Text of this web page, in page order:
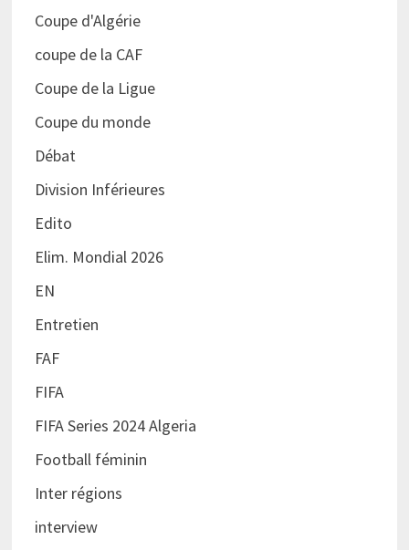
Coupe d'Algérie
coupe de la CAF
Coupe de la Ligue
Coupe du monde
Débat
Division Inférieures
Edito
Elim. Mondial 2026
EN
Entretien
FAF
FIFA
FIFA Series 2024 Algeria
Football féminin
Inter régions
interview